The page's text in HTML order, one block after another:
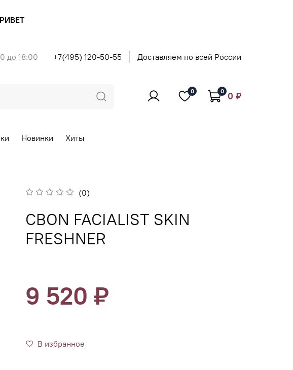
до 18:00 +7(495) 120-50-55 Доставляем по всей России
0 0 0 ₽
Новинки Хиты
(0)
CBON FACIALIST SKIN
FRESHNER
9 520 ₽
В избранное